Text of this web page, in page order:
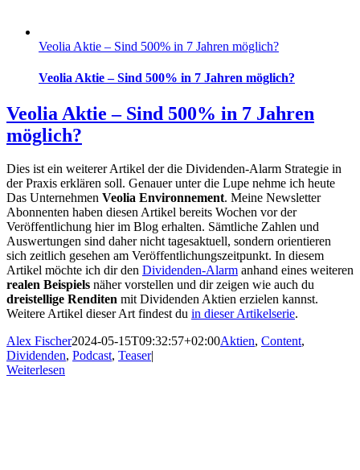
Veolia Aktie – Sind 500% in 7 Jahren möglich?
Veolia Aktie – Sind 500% in 7 Jahren möglich?
Veolia Aktie – Sind 500% in 7 Jahren
möglich?
Dies ist ein weiterer Artikel der die Dividenden-Alarm Strategie in
der Praxis erklären soll. Genauer unter die Lupe nehme ich heute
Das Unternehmen Veolia Environnement. Meine Newsletter
Abonnenten haben diesen Artikel bereits Wochen vor der
Veröffentlichung hier im Blog erhalten. Sämtliche Zahlen und
Auswertungen sind daher nicht tagesaktuell, sondern orientieren
sich zeitlich gesehen am Veröffentlichungszeitpunkt. In diesem
Artikel möchte ich dir den Dividenden-Alarm anhand eines weiteren
realen Beispiels näher vorstellen und dir zeigen wie auch du
dreistellige Renditen mit Dividenden Aktien erzielen kannst.
Weitere Artikel dieser Art findest du in dieser Artikelserie.
Alex Fischer2024-05-15T09:32:57+02:00Aktien, Content,
Dividenden, Podcast, Teaser|
Weiterlesen